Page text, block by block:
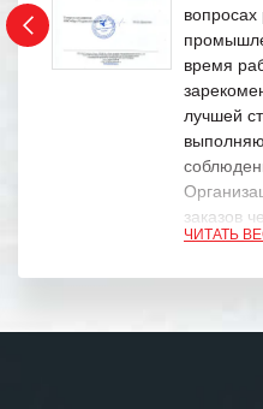
время
лучшей
заказов
ЧИТАТЬ